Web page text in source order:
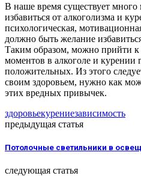
В наше время существует много
избавиться от алкоголизма и
психологическая,
должно быть желание
Таким образом, можно прийти к
моментов в алкоголе и курении
положительных. Из этого
своим здоровьем, нужно как
этих вредных привычек.
здоровьекурениезависимость
предыдущая статья
Потолочные светильники в
следующая статья